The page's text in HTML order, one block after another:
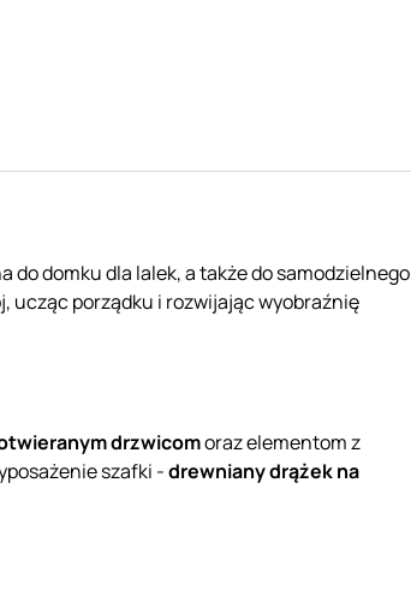
domku dla lalek, a także do samodzielnego
ucząc porządku i rozwijając wyobraźnię
drzwicomoraz elementom z
szafki -drewniany drążek na